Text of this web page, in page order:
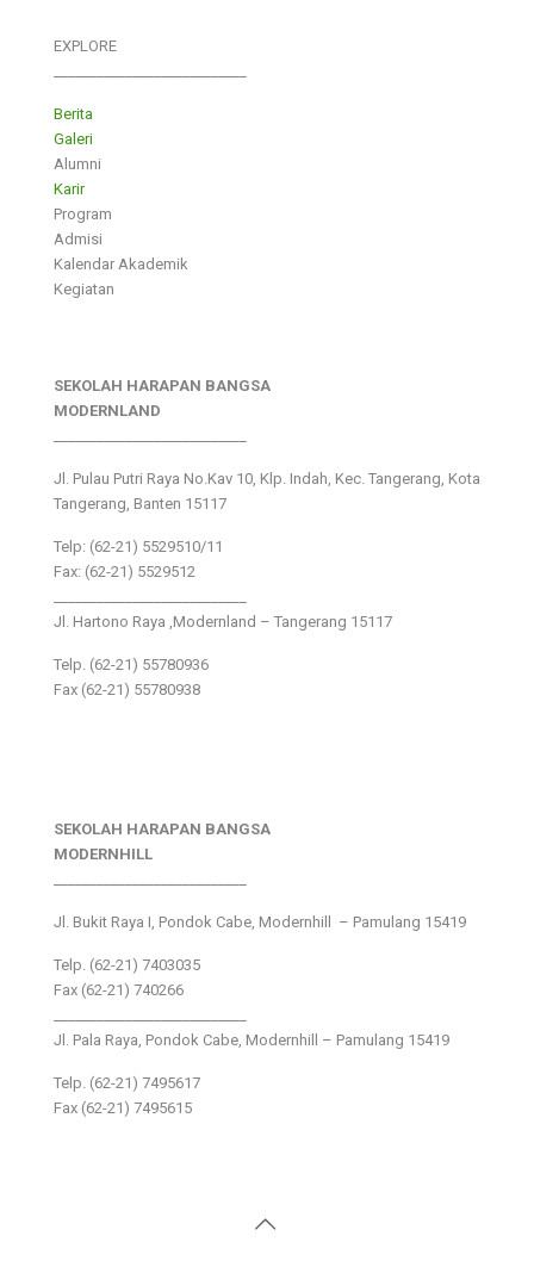
EXPLORE
Berita
Galeri
Alumni
Karir
Program
Admisi
Kalendar Akademik
Kegiatan
SEKOLAH HARAPAN BANGSA
MODERNLAND
Jl. Pulau Putri Raya No.Kav 10, Klp. Indah, Kec. Tangerang, Kota
Tangerang, Banten 15117
Telp: (62-21) 5529510/11
Fax: (62-21) 5529512
Jl. Hartono Raya ,Modernland – Tangerang 15117
Telp. (62-21) 55780936
Fax (62-21) 55780938
SEKOLAH HARAPAN BANGSA
MODERNHILL
Jl. Bukit Raya I, Pondok Cabe, Modernhill – Pamulang 15419
Telp. (62-21) 7403035
Fax (62-21) 740266
Jl. Pala Raya, Pondok Cabe, Modernhill – Pamulang 15419
Telp. (62-21) 7495617
Fax (62-21) 7495615